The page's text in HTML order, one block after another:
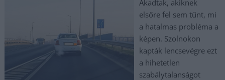
Akadtak, akiknek
elsőre fel sem tűnt, mi
a hatalmas probléma a
képen. Szolnokon
kapták lencsevégre ezt
a hihetetlen
szabálytalanságot